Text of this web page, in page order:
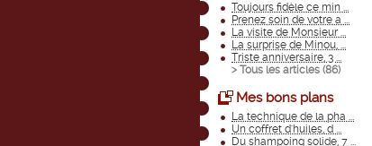
Toujours fidèle ce min ...
Prenez soin de votre a ...
La visite de Monsieur ...
La surprise de Minou, ...
Triste anniversaire, 3 ...
> Tous les articles (86)
Mes bons plans
La technique de la pha ...
Un coffret d'huiles, d ...
Du shampoing solide, 7 ...